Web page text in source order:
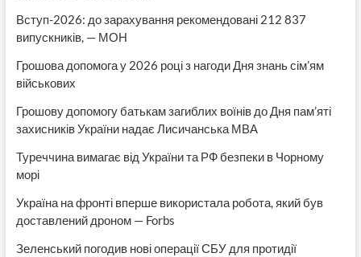
Вступ-2026: до зарахування рекомендовані 212 837
випускників, — МОН
Грошова допомога у 2026 році з нагоди Дня знань сім’ям
військових
Грошову допомогу батькам загиблих воїнів до Дня пам’яті
захисників України надає Лисичанська МВА
Туреччина вимагає від України та РФ безпеки в Чорному
морі
Україна на фронті вперше використала робота, який був
доставлений дроном — Forbs
Зеленський погодив нові операції СБУ для протидії